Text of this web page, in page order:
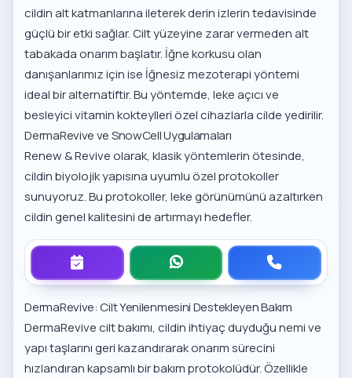
cildin alt katmanlarına ileterek derin izlerin tedavisinde
güçlü bir etki sağlar. Cilt yüzeyine zarar vermeden alt
tabakada onarım başlatır. İğne korkusu olan
danışanlarımız için ise İğnesiz mezoterapi yöntemi
ideal bir alternatiftir. Bu yöntemde, leke açıcı ve
besleyici vitamin kokteylleri özel cihazlarla cilde yedirilir.
DermaRevive ve SnowCell Uygulamaları
Renew & Revive olarak, klasik yöntemlerin ötesinde,
cildin biyolojik yapısına uyumlu özel protokoller
sunuyoruz. Bu protokoller, leke görünümünü azaltırken
cildin genel kalitesini de artırmayı hedefler.
DermaRevive: Cilt Yenilenmesini Destekleyen Bakım
DermaRevive cilt bakımı, cildin ihtiyaç duyduğu nemi ve
yapı taşlarını geri kazandırarak onarım sürecini
hızlandıran kapsamlı bir bakım protokolüdür. Özellikle